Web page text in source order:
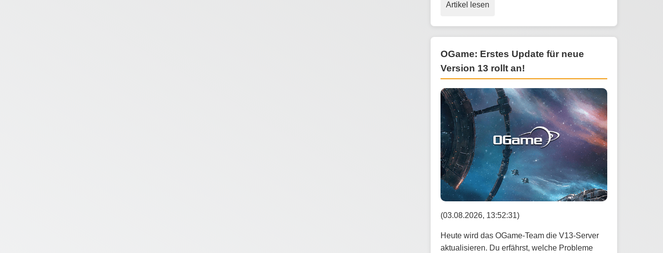
Artikel lesen
OGame: Erstes Update für neue
Version 13 rollt an!
(03.08.2026, 13:52:31)
Heute wird das OGame-Team die V13-Server
aktualisieren. Du erfährst, welche Probleme